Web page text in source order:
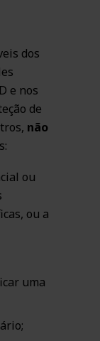
dos
e nos
de
não
ou
ou a
uma